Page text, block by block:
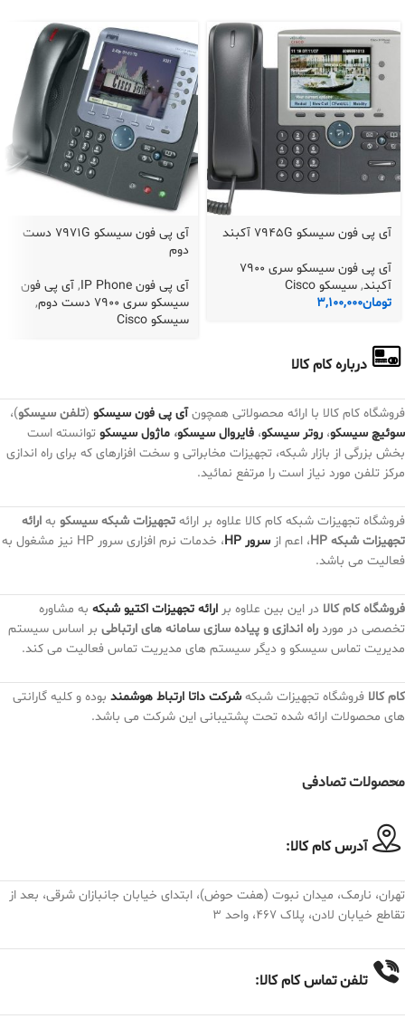
آی پی فون سیسکو 7945G آکبند
آی پی فون سیسکو سری 7900
آکبند, سیسکو Cisco
تومان3,100,000
آی پی فون سیسکو 7971G دست
دوم
آی پی فون IP Phone , آی پی فون
سیسکو سری 7900 دست دوم
,
سیسکو Cisco
درباره کام کالا
فروشگاه کام کالا با ارائه محصولاتی همچونآی پی فون سیسکو (تلفن سیسکو)،
سوئیچ سیسکو، روتر سیسکو، فایروال سیسکو، ماژول سیسکو توانسته است
بخش بزرگی از بازار شبکه، تجهیزات مخابراتی و سخت افزارهای که برای راه اندازی
مرکز تلفن مورد نیاز است را مرتفع نمائید.
فروشگاه تجهیزات شبکه کام کالا علاوه بر ارائه تجهیزات شبکه سیسکو به ارائه
تجهیزات شبکه HP
، اعم از سرور HP
، خدمات نرم افزاری سرور HP نیز مشغول به
فعالیت می باشد.
فروشگاه کام کالا در این بین علاوه بر ارائه تجهیزات اکتیو شبکه به مشاوره
تخصصی در مورد راه اندازی و پیاده سازی سامانه های ارتباطی بر اساس سیستم
مدیریت تماس سیسکو و دیگر سیستم های مدیریت تماس فعالیت می کند.
کام کالا فروشگاه تجهیزات شبکه شرکت داتا ارتباط هوشمند بوده و کلیه گارانتی
های محصولات ارائه شده تحت پشتیبانی این شرکت می باشد.
محصولات تصادفی
آدرس کام کالا:
تهران، نارمک، میدان نبوت (هفت حوض)، ابتدای خیابان جانبازان شرقی، بعد از
تقاطع خیابان لادن، پلاک ۴۶۷، واحد ۳
تلفن تماس کام کالا: